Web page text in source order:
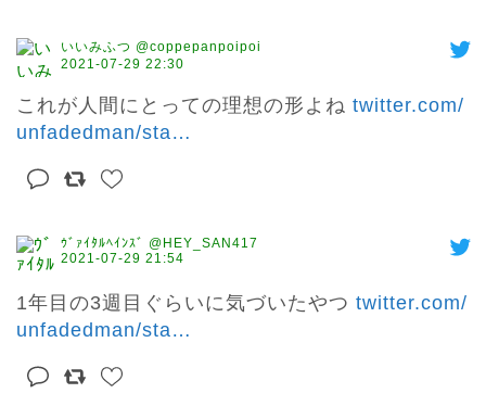
いいみふつ @coppepanpoipoi
2021-07-29 22:30
これが人間にとっての理想の形よね twitter.com/
unfadedman/sta…
ｳﾞｧｲﾀﾙﾍｲﾝｽﾞ @HEY_SAN417
2021-07-29 21:54
1年目の3週目ぐらいに気づいたやつ twitter.com/
unfadedman/sta…